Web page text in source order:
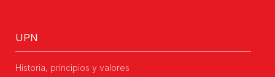
UPN
Historia, principios y valores